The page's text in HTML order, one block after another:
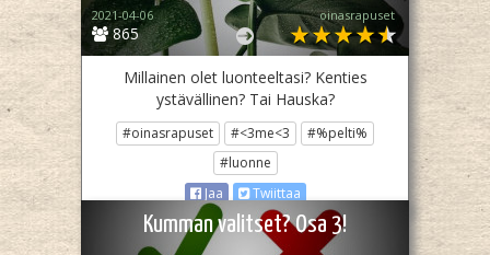
865
2021-04-06 oinasrapuset
Millainen olet luonteeltasi? Kenties
ystävällinen? Tai Hauska?
#oinasrapuset #<3me<3
#%pelti%
#luonne
Jaa
Twiittaa
Kumman valitset? Osa 3!